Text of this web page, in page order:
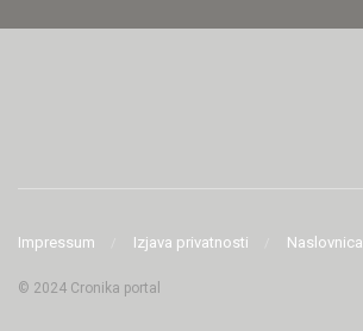
Impressum Izjava privatnosti Naslovnica
© 2024 Cronika portal